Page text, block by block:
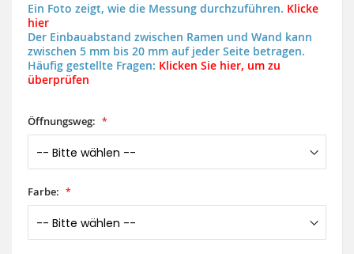
Ein Foto zeigt, wie die Messung durchzuführen. Klicke
hier
Der Einbauabstand zwischen Ramen und Wand kann
zwischen 5 mm bis 20 mm auf jeder Seite betragen.
Häufig gestellte Fragen: Klicken Sie hier, um zu
überprüfen
Öffnungsweg:
Farbe: